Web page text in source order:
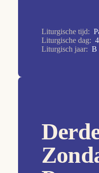
Aswoensdag
Heilige Familie
HH. Petrus en
Liturgische tijd:
Liturgische dag:
Liturgisch jaar: B